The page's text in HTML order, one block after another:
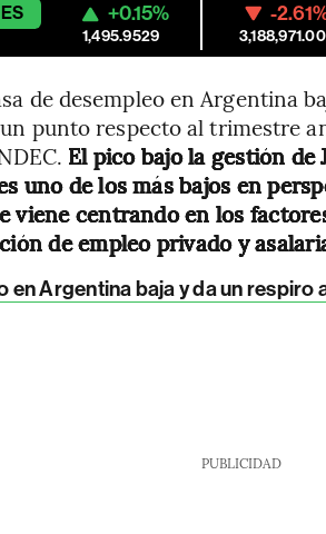
+0.15%
1,495.9529
-
3,188,971.00
de desempleo en Argentina
punto respecto al trimestre
El pico bajo la gestión
uno de los más bajos en
viene centrando en los
de empleo privado y
en Argentina baja y da un respiro
PUBLICIDAD